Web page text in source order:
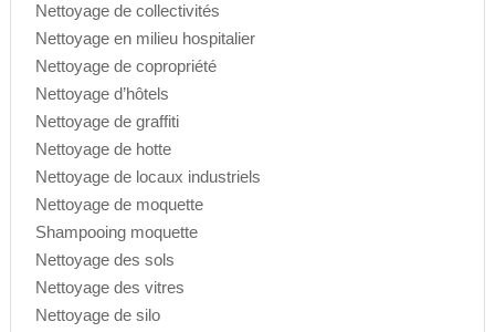
Nettoyage de collectivités
Nettoyage en milieu hospitalier
Nettoyage de copropriété
Nettoyage d’hôtels
Nettoyage de graffiti
Nettoyage de hotte
Nettoyage de locaux industriels
Nettoyage de moquette
Shampooing moquette
Nettoyage des sols
Nettoyage des vitres
Nettoyage de silo